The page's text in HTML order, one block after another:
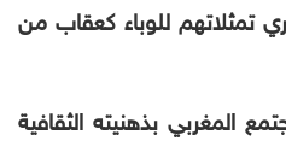
تمثلاتهم للوباء كعقاب من
المغربي بذهنيته الثقافية